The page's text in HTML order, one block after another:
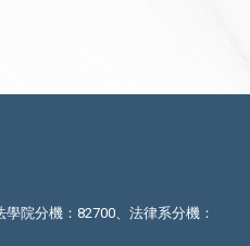
院分機：82700、法律系分機：